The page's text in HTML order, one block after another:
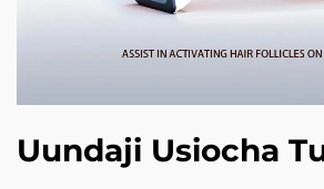
Uundaji Usiocha